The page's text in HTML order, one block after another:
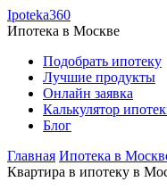
Ipoteka360
Ипотека в Москве
Подобрать ипотеку
Лучшие продукты
Онлайн заявка
Калькулятор
Блог
Главная Ипотека в
Квартира в ипотеку в